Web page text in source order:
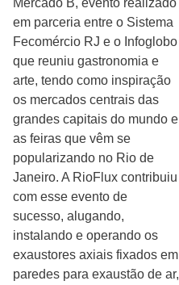
em parceria entre o Sistema
Fecomércio RJ e o Infoglobo
que reuniu gastronomia e
arte, tendo como inspiração
os mercados centrais das
grandes capitais do mundo e
as feiras que vêm se
popularizando no Rio de
Janeiro. A RioFlux contribuiu
com esse evento de
sucesso, alugando,
instalando e operando os
exaustores axiais fixados em
paredes para exaustão de ar,